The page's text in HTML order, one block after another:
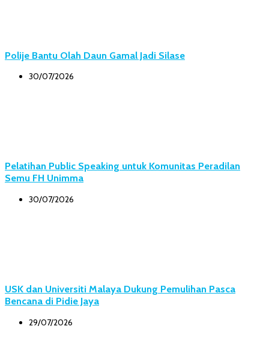
Polije Bantu Olah Daun Gamal Jadi Silase
30/07/2026
Pelatihan Public Speaking untuk Komunitas Peradilan
Semu FH Unimma
30/07/2026
USK dan Universiti Malaya Dukung Pemulihan Pasca
Bencana di Pidie Jaya
29/07/2026